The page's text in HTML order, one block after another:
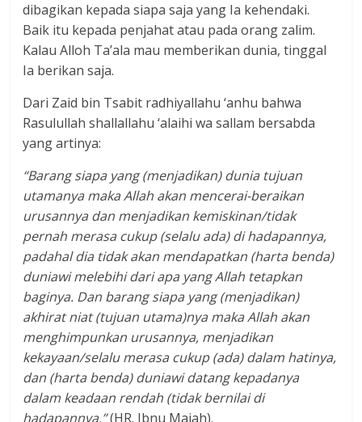
dibagikan kepada siapa saja yang Ia kehendaki.
Baik itu kepada penjahat atau pada orang zalim.
Kalau Alloh Ta’ala mau memberikan dunia, tinggal
Ia berikan saja.
Dari Zaid bin Tsabit radhiyallahu ‘anhu bahwa
Rasulullah shallallahu ‘alaihi wa sallam bersabda
yang artinya:
“Barang siapa yang (menjadikan) dunia tujuan
utamanya maka Allah akan mencerai-beraikan
urusannya dan menjadikan kemiskinan/tidak
pernah merasa cukup (selalu ada) di hadapannya,
padahal dia tidak akan mendapatkan (harta benda)
duniawi melebihi dari apa yang Allah tetapkan
baginya. Dan barang siapa yang (menjadikan)
akhirat niat (tujuan utama)nya maka Allah akan
menghimpunkan urusannya, menjadikan
kekayaan/selalu merasa cukup (ada) dalam hatinya,
dan (harta benda) duniawi datang kepadanya
dalam keadaan rendah (tidak bernilai di
hadapannya.”(HR. Ibnu Majah).